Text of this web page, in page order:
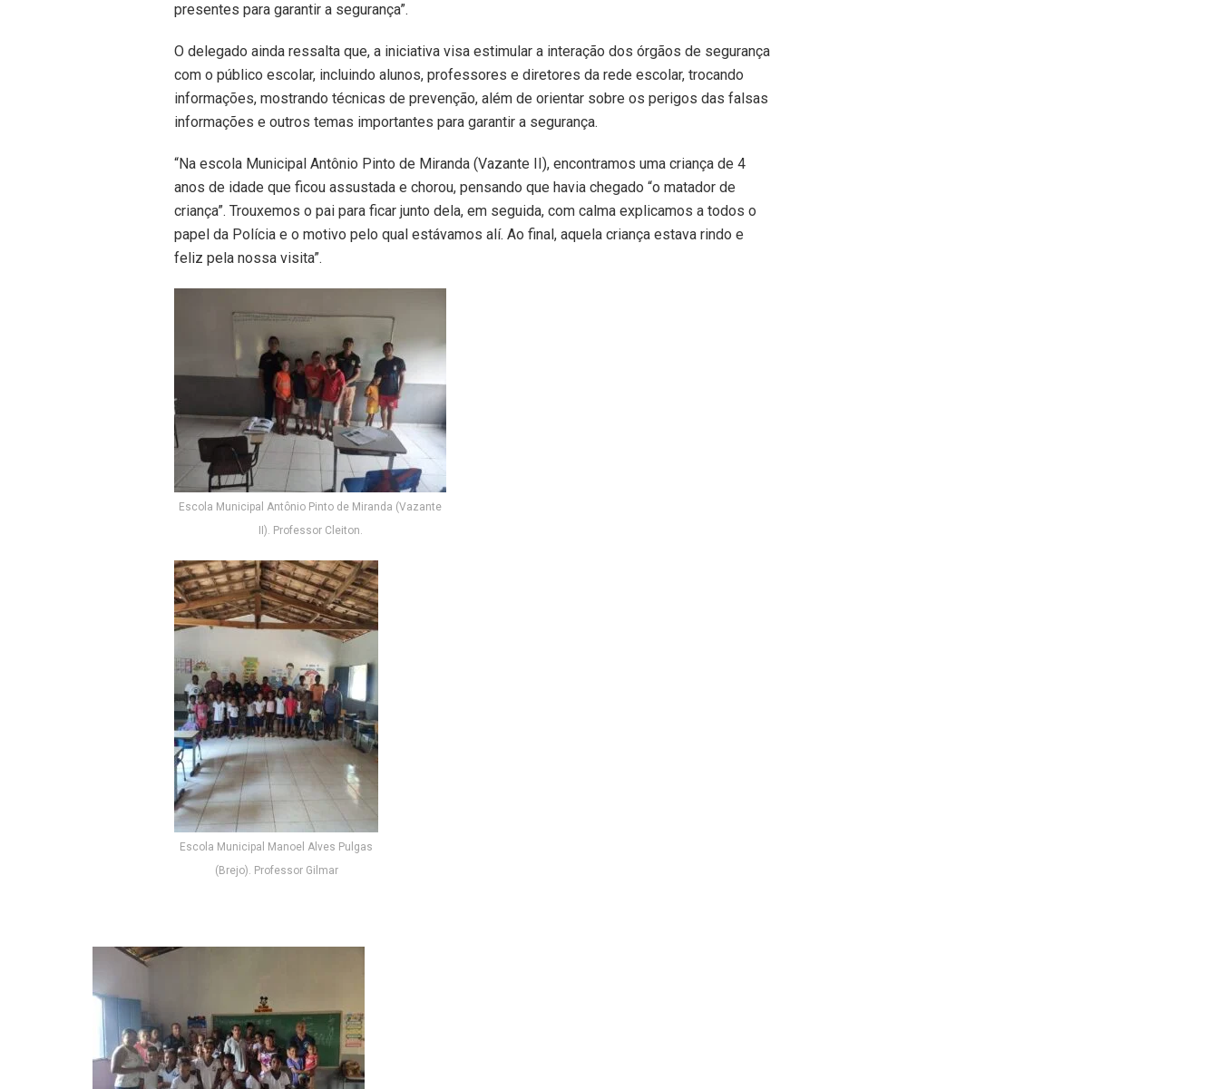
presentes para garantir a segurança”.
O delegado ainda ressalta que, a iniciativa visa estimular a interação dos órgãos de segurança
com o público escolar, incluindo alunos, professores e diretores da rede escolar, trocando
informações, mostrando técnicas de prevenção, além de orientar sobre os perigos das falsas
informações e outros temas importantes para garantir a segurança.
“Na escola Municipal Antônio Pinto de Miranda (Vazante II), encontramos uma criança de 4
anos de idade que ficou assustada e chorou, pensando que havia chegado “o matador de
criança”. Trouxemos o pai para ficar junto dela, em seguida, com calma explicamos a todos o
papel da Polícia e o motivo pelo qual estávamos alí. Ao final, aquela criança estava rindo e
feliz pela nossa visita”.
Escola Municipal Antônio Pinto de Miranda (Vazante
II). Professor Cleiton.
Escola Municipal Manoel Alves Pulgas
(Brejo). Professor Gilmar